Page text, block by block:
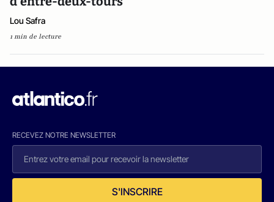
Lou Safra
1 min de lecture
RECEVEZ NOTRE NEWSLETTER
S'INSCRIRE